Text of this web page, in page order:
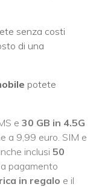
senza costi
di una
potete
e 30 GB in 4.5G
a 9,99 euro. SIM e
inclusi 50
pagamento
in regalo e il